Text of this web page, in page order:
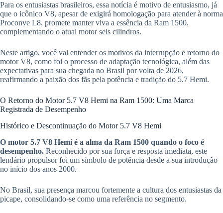
Para os entusiastas brasileiros, essa notícia é motivo de entusiasmo, já
que o icônico V8, apesar de exigirá homologação para atender à norma
Proconve L8, promete manter viva a essência da Ram 1500,
complementando o atual motor seis cilindros.
Neste artigo, você vai entender os motivos da interrupção e retorno do
motor V8, como foi o processo de adaptação tecnológica, além das
expectativas para sua chegada no Brasil por volta de 2026,
reafirmando a paixão dos fãs pela potência e tradição do 5.7 Hemi.
O Retorno do Motor 5.7 V8 Hemi na Ram 1500: Uma Marca
Registrada de Desempenho
Histórico e Descontinuação do Motor 5.7 V8 Hemi
O motor 5.7 V8 Hemi é a alma da Ram 1500 quando o foco é
desempenho. Reconhecido por sua força e resposta imediata, este
lendário propulsor foi um símbolo de potência desde a sua introdução
no início dos anos 2000.
No Brasil, sua presença marcou fortemente a cultura dos entusiastas da
picape, consolidando-se como uma referência no segmento.